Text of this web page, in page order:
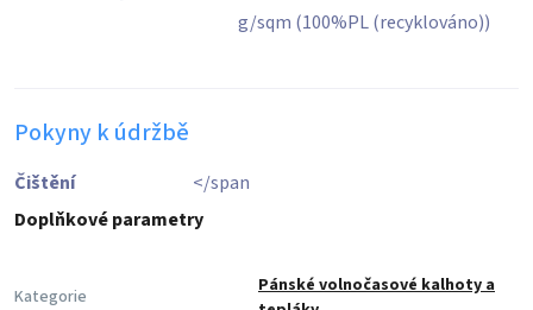
g/sqm (100%PL (recyklováno))
Pokyny k údržbě
Čištění
</span
Doplňkové parametry
Kategorie
Pánské volnočasové kalhoty a